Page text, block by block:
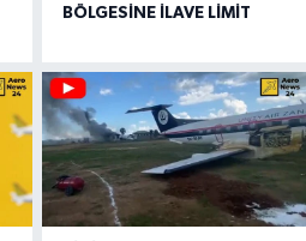
BÖLGESİNE İLAVE LİMİT